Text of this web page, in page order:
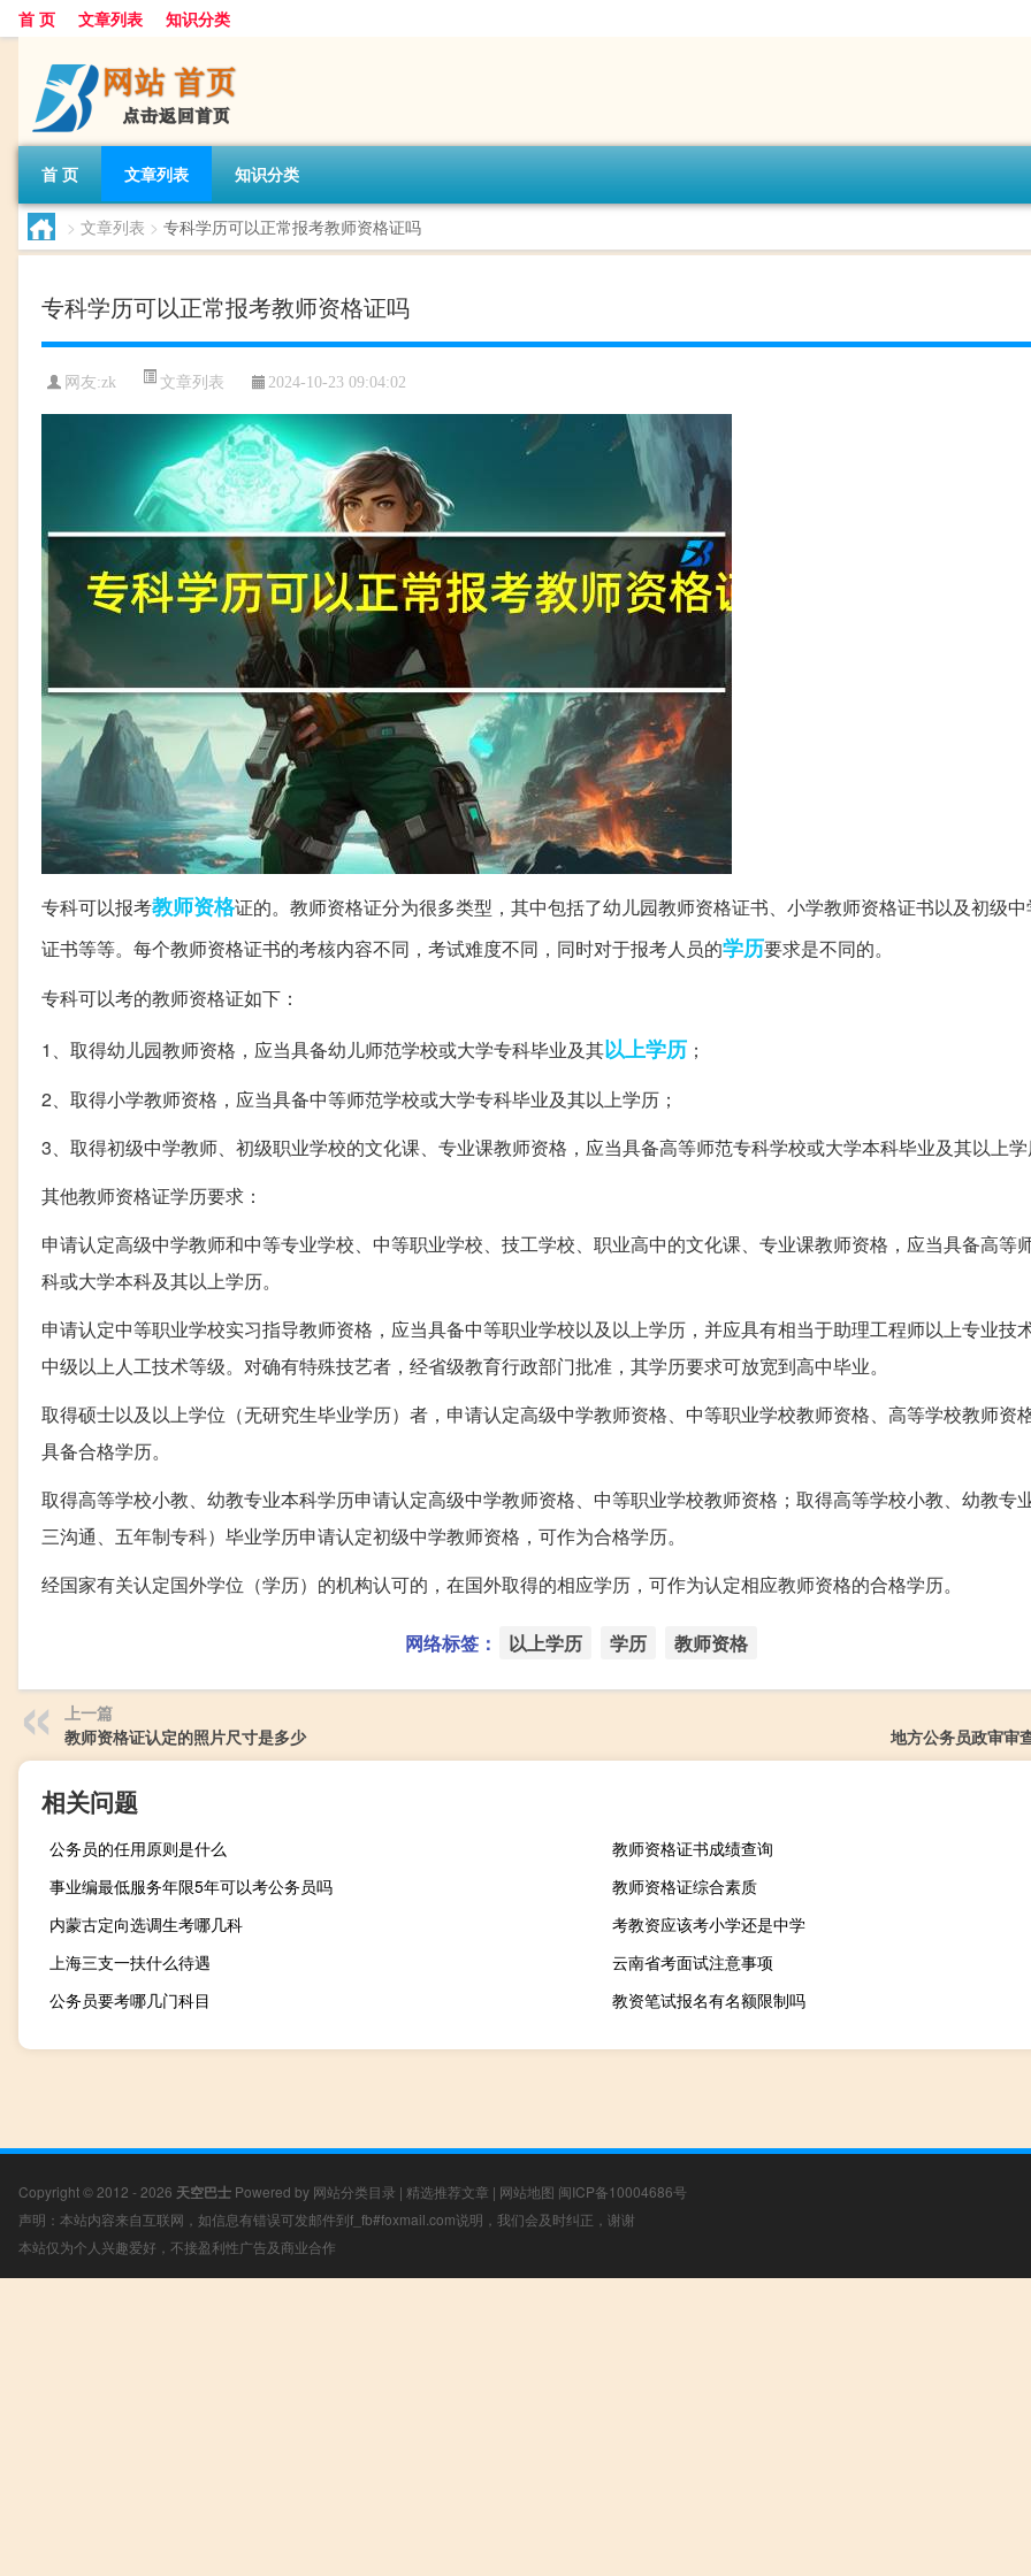
首 页 文章列表 知识分类
首 页 文章列表 知识分类
> 文章列表 > 专科学历可以正常报考教师资格证吗
专科学历可以正常报考教师资格证吗
网友:zk 文章列表 2024-10-23 09:04:02
专科可以报考教师资格证的。教师资格证分为很多类型，其中包括了幼儿园教师资格证书、小学教师资格证书以及初级
证书等等。每个教师资格证书的考核内容不同，考试难度不同，同时对于报考人员的学历要求是不同的。
专科可以考的教师资格证如下：
1、取得幼儿园教师资格，应当具备幼儿师范学校或大学专科毕业及其以上学历 ；
2、取得小学教师资格，应当具备中等师范学校或大学专科毕业及其以上学历；
3、取得初级中学教师、初级职业学校的文化课、专业课教师资格，应当具备高等师范专科学校或大学本科毕业及其以上
其他教师资格证学历要求：
申请认定高级中学教师和中等专业学校、中等职业学校、技工学校、职业高中的文化课、专业课教师资格，应当具备高等
科或大学本科及其以上学历。
申请认定中等职业学校实习指导教师资格，应当具备中等职业学校以及以上学历，并应具有相当于助理工程师以上专业技
中级以上人工技术等级。对确有特殊技艺者，经省级教育行政部门批准，其学历要求可放宽到高中毕业。
取得硕士以及以上学位（无研究生毕业学历）者，申请认定高级中学教师资格、中等职业学校教师资格、高等学校教师资
具备合格学历。
取得高等学校小教、幼教专业本科学历申请认定高级中学教师资格、中等职业学校教师资格；取得高等学校小教、幼教专
三沟通、五年制专科）毕业学历申请认定初级中学教师资格，可作为合格学历。
经国家有关认定国外学位（学历）的机构认可的，在国外取得的相应学历，可作为认定相应教师资格的合格学历。
网络标签： 以上学历 学历 教师资格
上一篇
教师资格证认定的照片尺寸是多少
地方公务员政审审
相关问题
公务员的任用原则是什么
教师资格证书成绩查询
事业编最低服务年限5年可以考公务员吗
教师资格证综合素质
内蒙古定向选调生考哪几科
考教资应该考小学还是中学
上海三支一扶什么待遇
云南省考面试注意事项
公务员要考哪几门科目
教资笔试报名有名额限制吗
Copyright © 2012 - 2026 天空巴士 Powered by 网站分类目录 | 精选推荐文章 | 网站地图 闽ICP备10004686号
声明：本站内容来自互联网，如信息有错误可发邮件到f_fb#foxmail.com说明，我们会及时纠正，谢谢
本站仅为个人兴趣爱好，不接盈利性广告及商业合作